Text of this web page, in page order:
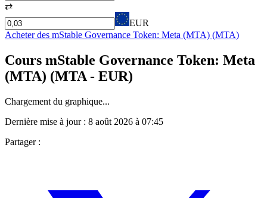
⇄
EUR
Acheter des mStable Governance Token: Meta (MTA) (MTA)
Cours mStable Governance Token: Meta
(MTA) (MTA - EUR)
Chargement du graphique...
Dernière mise à jour : 8 août 2026 à 07:45
Partager :